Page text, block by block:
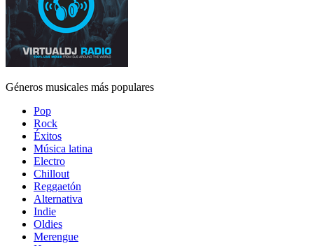
Géneros musicales más populares
Pop
Rock
Éxitos
Música latina
Electro
Chillout
Reggaetón
Alternativa
Indie
Oldies
Merengue